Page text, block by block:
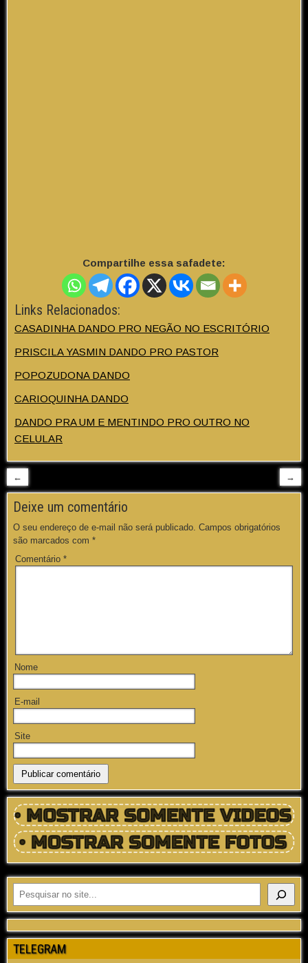
Compartilhe essa safadete:
Links Relacionados:
CASADINHA DANDO PRO NEGÃO NO ESCRITÓRIO
PRISCILA YASMIN DANDO PRO PASTOR
POPOZUDONA DANDO
CARIOQUINHA DANDO
DANDO PRA UM E MENTINDO PRO OUTRO NO
CELULAR
← →
Deixe um comentário
O seu endereço de e-mail não será publicado. Campos obrigatórios
são marcados com *
Comentário *
Nome
E-mail
Site
TELEGRAM